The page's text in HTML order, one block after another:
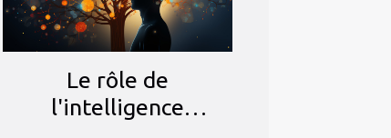
Le rôle de
l'intelligence